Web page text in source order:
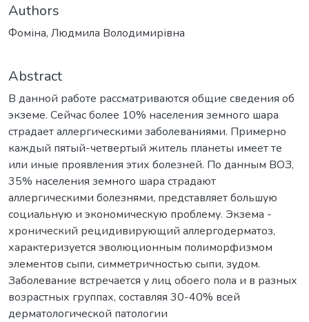
Authors
Фоміна, Людмила Володимирівна
Abstract
В данной работе рассматриваются общие сведения об
экземе. Сейчас более 10% населения земного шара
страдает аллергическими заболеваниями. Примерно
каждый пятый-четвертый житель планеты имеет те
или иные проявления этих болезней. По данным ВОЗ,
35% населения земного шара страдают
аллергическими болезнями, представляет большую
социальную и экономическую проблему. Экзема -
хронический рецидивирующий аллергодерматоз,
характеризуется эволюционным полиморфизмом
элементов сыпи, симметричностью сыпи, зудом.
Заболевание встречается у лиц обоего пола и в разных
возрастных группах, составляя 30-40% всей
дерматологической патологии